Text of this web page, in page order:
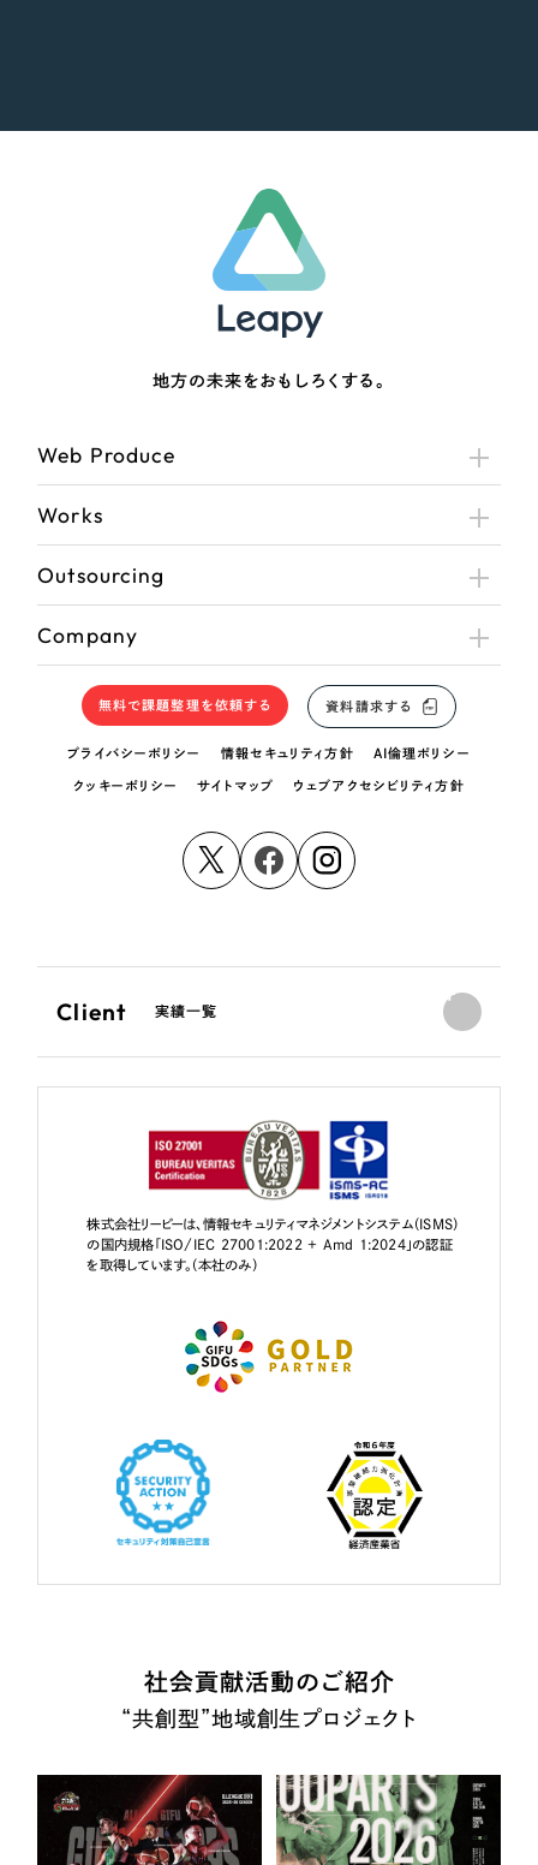
地方の未来をおもしろくする。
Web Produce
Works
Outsourcing
Company
無料で課題整理を依頼する 資料請求する
プライバシーポリシー 情報セキュリティ方針 AI倫理ポリシー
クッキーポリシー サイトマップ ウェブアクセシビリティ方針
Client 実績一覧
株式会社リーピーは、情報セキュリティマネジメントシステム（ISMS）
の国内規格「ISO/IEC 27001:2022 + Amd 1:2024」の認証
を取得しています。（本社のみ）
社会貢献活動のご紹介
“共創型”地域創生プロジェクト